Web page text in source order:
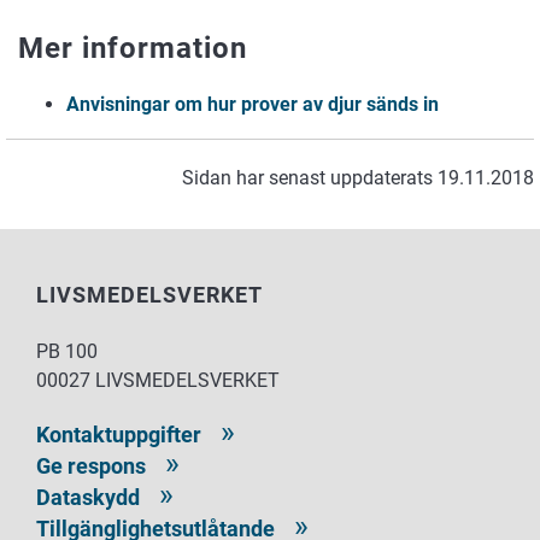
Mer information
Anvisningar om hur prover av djur sänds in
Sidan har senast uppdaterats 19.11.2018
LIVSMEDELSVERKET
PB 100
00027 LIVSMEDELSVERKET
Kontaktuppgifter
Ge respons
Dataskydd
Tillgänglighetsutlåtande